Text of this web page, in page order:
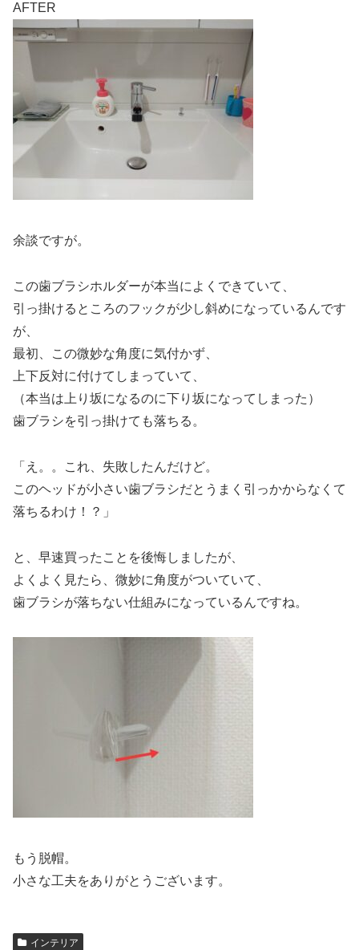
AFTER
余談ですが。
この歯ブラシホルダーが本当によくできていて、
引っ掛けるところのフックが少し斜めになっているんです
が、
最初、この微妙な角度に気付かず、
上下反対に付けてしまっていて、
（本当は上り坂になるのに下り坂になってしまった）
歯ブラシを引っ掛けても落ちる。
「え。。これ、失敗したんだけど。
このヘッドが小さい歯ブラシだとうまく引っかからなくて
落ちるわけ！？」
と、早速買ったことを後悔しましたが、
よくよく見たら、微妙に角度がついていて、
歯ブラシが落ちない仕組みになっているんですね。
もう脱帽。
小さな工夫をありがとうございます。
インテリア